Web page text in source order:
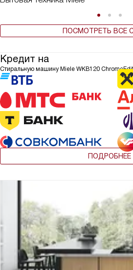
ПОСМОТРЕТЬ ВСЕ
Кредит на
Стиральную машину Miele WKB120
ПОДРОБНЕЕ